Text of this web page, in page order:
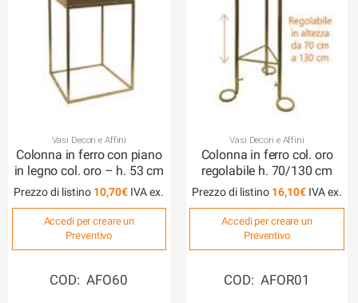
Vasi Decori e Affini
Colonna in ferro con piano
in legno col. oro – h. 53 cm
Prezzo di listino 10,70€
Accedi per creare un
Preventivo
COD: AFO60
Vasi Decori e Affini
Colonna in ferro col. oro
regolabile h. 70/130 cm
Prezzo di listino 16,10€
Accedi per creare un
Preventivo
COD: AFOR01